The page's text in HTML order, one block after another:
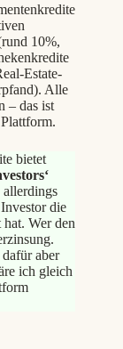
10%,
Estate-
Alle
– das ist
bietet
allerdings
die
Wer den
aber
ich gleich